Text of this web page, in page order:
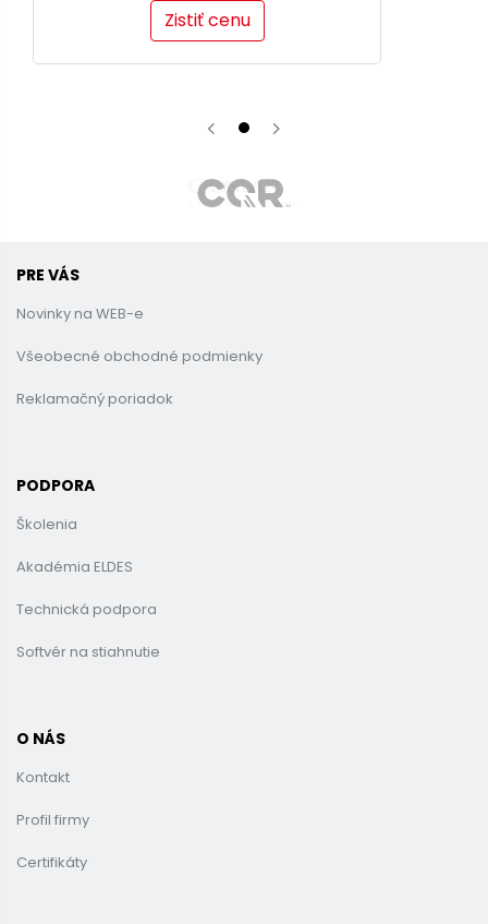
Zistiť cenu
PRE VÁS
Novinky na WEB-e
Všeobecné obchodné podmienky
Reklamačný poriadok
PODPORA
Školenia
Akadémia ELDES
Technická podpora
Softvér na stiahnutie
O NÁS
Kontakt
Profil firmy
Certifikáty